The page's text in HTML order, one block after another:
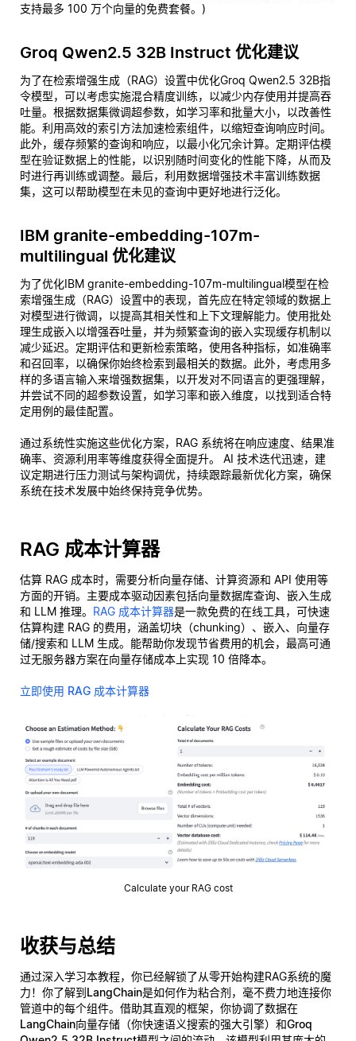
支持最多 100 万个向量的免费套餐。)
Groq Qwen2.5 32B Instruct 优化建议
为了在检索增强生成（RAG）设置中优化Groq Qwen2.5 32B指
令模型，可以考虑实施混合精度训练，以减少内存使用并提高吞
吐量。根据数据集微调超参数，如学习率和批量大小，以改善性
能。利用高效的索引方法加速检索组件，以缩短查询响应时间。
此外，缓存频繁的查询和响应，以最小化冗余计算。定期评估模
型在验证数据上的性能，以识别随时间变化的性能下降，从而及
时进行再训练或调整。最后，利用数据增强技术丰富训练数据
集，这可以帮助模型在未见的查询中更好地进行泛化。
IBM granite-embedding-107m-
multilingual 优化建议
为了优化IBM granite-embedding-107m-multilingual模型在检
索增强生成（RAG）设置中的表现，首先应在特定领域的数据上
对模型进行微调，以提高其相关性和上下文理解能力。使用批处
理生成嵌入以增强吞吐量，并为频繁查询的嵌入实现缓存机制以
减少延迟。定期评估和更新检索策略，使用各种指标，如准确率
和召回率，以确保你始终检索到最相关的数据。此外，考虑用多
样的多语言输入来增强数据集，以开发对不同语言的更强理解，
并尝试不同的超参数设置，如学习率和嵌入维度，以找到适合特
定用例的最佳配置。
通过系统性实施这些优化方案，RAG 系统将在响应速度、结果准
确率、资源利用率等维度获得全面提升。 AI 技术迭代迅速，建
议定期进行压力测试与架构调优，持续跟踪最新优化方案，确保
系统在技术发展中始终保持竞争优势。
RAG 成本计算器
估算 RAG 成本时，需要分析向量存储、计算资源和 API 使用等
方面的开销。主要成本驱动因素包括向量数据库查询、嵌入生成
和 LLM 推理。 RAG 成本计算器是一款免费的在线工具，可快速
估算构建 RAG 的费用，涵盖切块（chunking）、嵌入、向量存
储/搜索和 LLM 生成。能帮助你发现节省费用的机会，最高可通
过无服务器方案在向量存储成本上实现 10 倍降本。
立即使用 RAG 成本计算器
Calculate your RAG cost
收获与总结
通过深入学习本教程，你已经解锁了从零开始构建RAG系统的魔
力！你了解到LangChain是如何作为粘合剂，毫不费力地连接你
管道中的每个组件。借助其直观的框架，你协调了数据在
LangChain向量存储 （你快速语义搜索的强大引擎）和Groq